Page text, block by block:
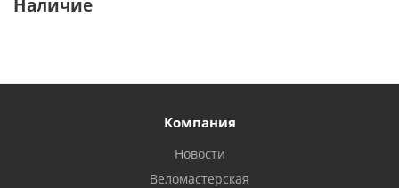
Наличие
Компания
Новости
Веломастерская